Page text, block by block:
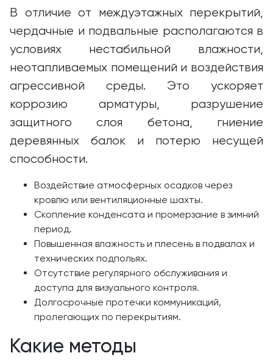
В отличие от междуэтажных перекрытий,
чердачные и подвальные располагаются в
условиях нестабильной влажности,
неотапливаемых помещений и воздействия
агрессивной среды. Это ускоряет
коррозию арматуры, разрушение
защитного слоя бетона, гниение
деревянных балок и потерю несущей
способности.
Воздействие атмосферных осадков через
кровлю или вентиляционные шахты.
Скопление конденсата и промерзание в зимний
период.
Повышенная влажность и плесень в подвалах и
технических подпольях.
Отсутствие регулярного обслуживания и
доступа для визуального контроля.
Долгосрочные протечки коммуникаций,
пролегающих по перекрытиям.
Какие методы